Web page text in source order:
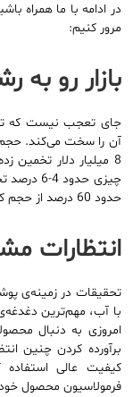
در ادامه با ما همراه
مرور کنیم:
بازار رو
جای تعجب نیست که
8 میلیار دلار
چیزی
حدود 60 درصد از حجم کل تولیدات است.
انتظارات
تحقیقات در زمینه‌ی
با آب، مهم‌ترین
امروزی به دنبال
برآورده کردن چنین
کیفیت عالی استفاده
فرمولاسیون محصول